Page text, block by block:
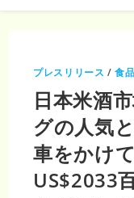
プレスリリース /食
日本米酒
グの人気
車をかけ
US$2033